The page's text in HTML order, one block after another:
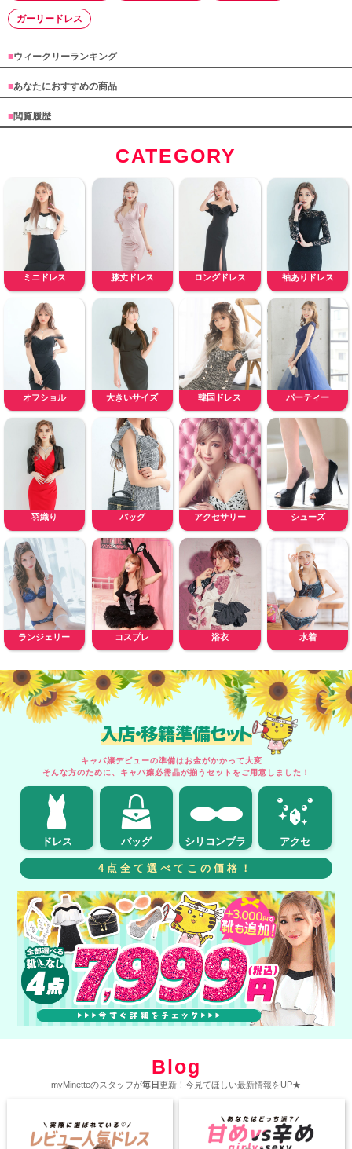
ガーリードレス
■ウィークリーランキング
■あなたにおすすめの商品
■閲覧履歴
CATEGORY
ミニドレス 膝丈ドレス ロングドレス 袖ありドレス
オフショル 大きいサイズ 韓国ドレス パーティー
羽織り バッグ アクセサリー シューズ
ランジェリー コスプレ 浴衣 水着
入店・移籍準備セット
キャバ嬢デビューの準備はお金がかかって大変...
そんな方のために、キャバ嬢必需品が揃うセットをご用意しました！
ドレス バッグ シリコンブラ アクセ
4点全て選べてこの価格！
Blog
myMinetteのスタッフが毎日更新！今見てほしい最新情報をUP★